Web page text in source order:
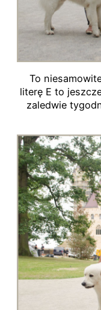
To
literę E to
zaledwie